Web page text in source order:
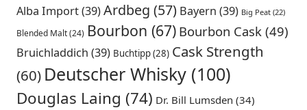
Alba Import(39)Ardbeg (57) Bayern (39) Big Peat(22)
Blended Malt(24) Bourbon (67) Bourbon Cask(49)
Bruichladdich (39) Buchtipp(28) Cask Strength
(60) Deutscher Whisky(100)
Douglas Laing (74) Dr. Bill Lumsden (34)